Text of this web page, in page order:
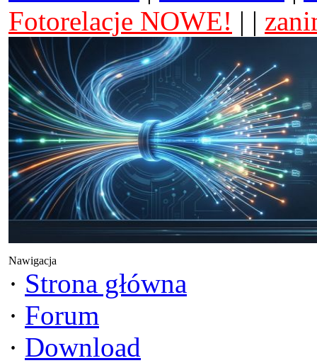
Fotorelacje NOWE! | |
Nawigacja
· Strona główna
· Forum
· Download